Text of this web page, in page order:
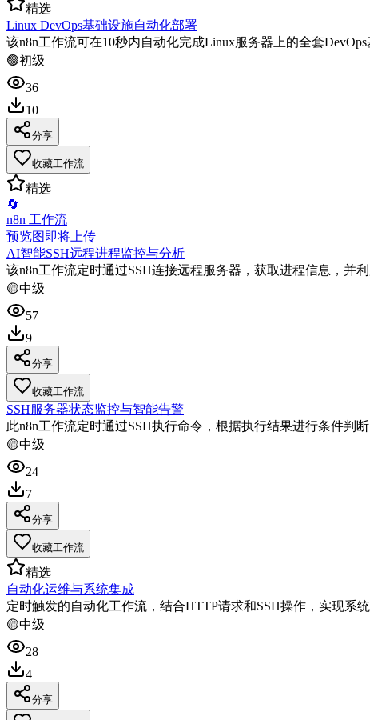
精选
Linux DevOps基础设施自动化部署
该n8n工作流可在10秒内自动化完成Linux服务器上的全套
🟢初级
36
10
分享
收藏工作流
精选
🔄
n8n 工作流
预览图即将上传
AI智能SSH远程进程监控与分析
该n8n工作流定时通过SSH连接远程服务器，获取进程信息，并
🟡中级
57
9
分享
收藏工作流
SSH服务器状态监控与智能告警
此n8n工作流定时通过SSH执行命令，根据执行结果进行条件判
🟡中级
24
7
分享
收藏工作流
精选
自动化运维与系统集成
定时触发的自动化工作流，结合HTTP请求和SSH操作，实现系
🟡中级
28
4
分享